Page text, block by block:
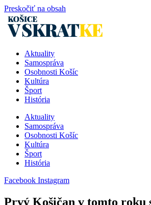
Preskočiť na obsah
Aktuality
Samospráva
Osobnosti Košíc
Kultúra
Šport
História
Aktuality
Samospráva
Osobnosti Košíc
Kultúra
Šport
História
Facebook Instagram
Prvý Košičan v tomto roku